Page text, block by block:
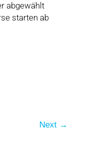
abgewählt
starten ab
Next →